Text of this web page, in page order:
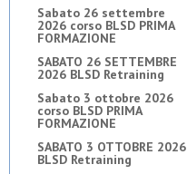
Sabato 26 settembre
2026 corso BLSD PRIMA
FORMAZIONE
SABATO 26 SETTEMBRE
2026 BLSD Retraining
Sabato 3 ottobre 2026
corso BLSD PRIMA
FORMAZIONE
SABATO 3 OTTOBRE 2026
BLSD Retraining